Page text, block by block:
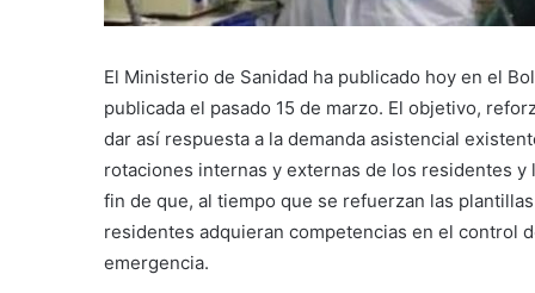
El Ministerio de Sanidad ha publicado hoy en el
publicada el pasado 15 de marzo. El objetivo,
dar así respuesta a la demanda asistencial
rotaciones internas y externas de los residentes
fin de que, al tiempo que se refuerzan las
residentes adquieran competencias en el control
emergencia.